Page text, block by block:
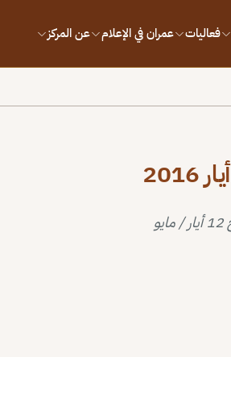
فعاليات عمران في الإعلام عن المركز
خريطة توضح تغيرات مواقع السيطرة في ريف حمص الشمالي وريف حماة الجنوبي حتى تاريخ 12 أيار / مايو